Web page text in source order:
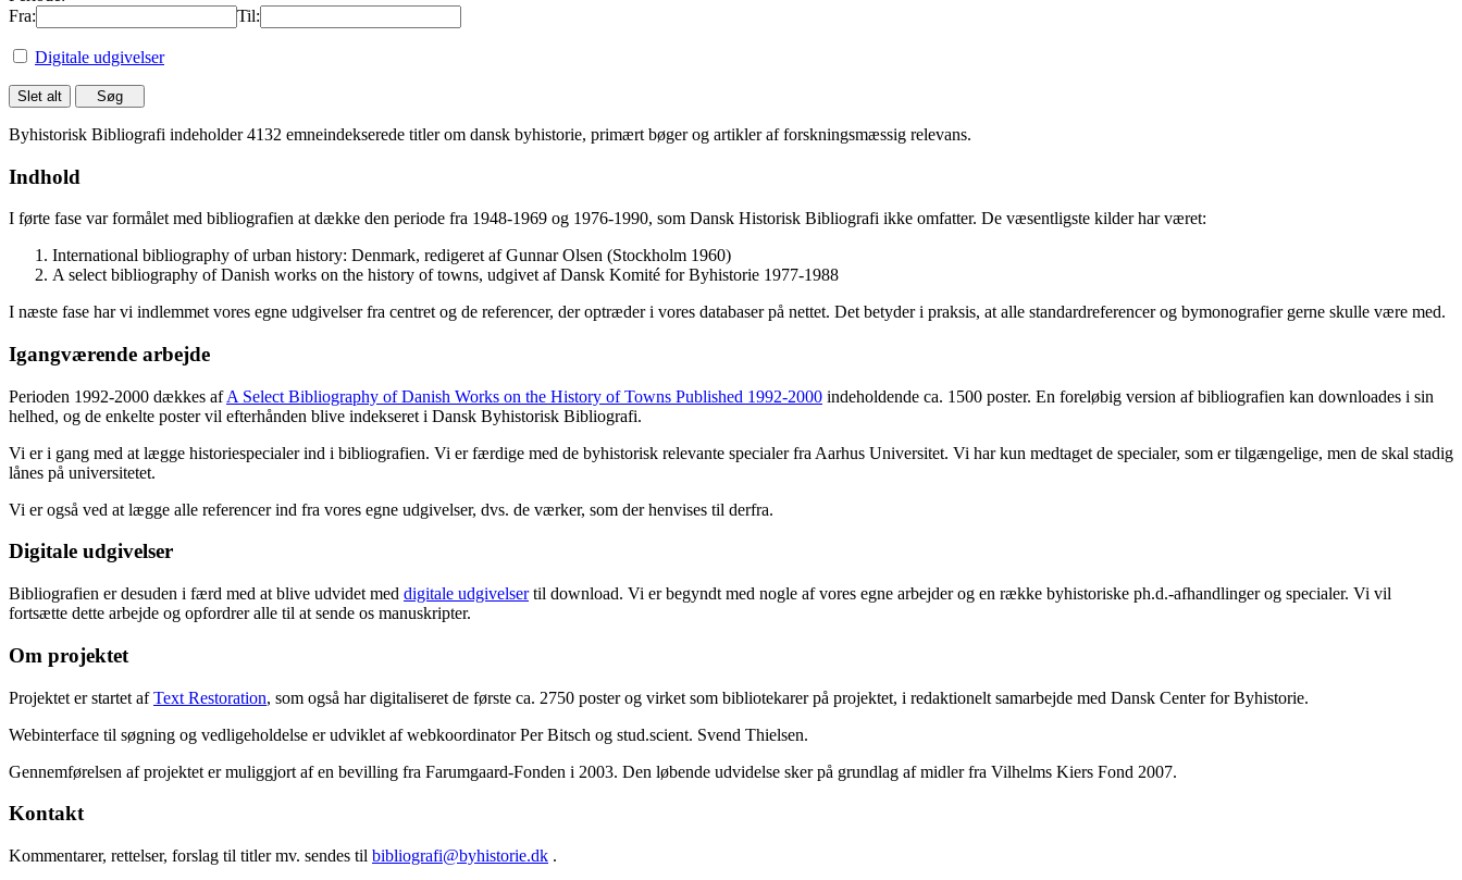
Fra:
Til:
Digitale udgivelser
Byhistorisk Bibliografi indeholder 4132 emneindekserede titler om dansk byhistorie, primært bøger og artikler af forskningsmæssig relevans.
Indhold
I førte fase var formålet med bibliografien at dække den periode fra 1948-1969 og 1976-1990, som Dansk Historisk Bibliografi ikke omfatter. De væsentligste kilder har været:
International bibliography of urban history: Denmark, redigeret af Gunnar Olsen (Stockholm 1960)
A select bibliography of Danish works on the history of towns, udgivet af Dansk Komité for Byhistorie 1977-1988
I næste fase har vi indlemmet vores egne udgivelser fra centret og de referencer, der optræder i vores databaser på nettet. Det betyder i praksis, at alle standardreferencer og bymonografier gerne skulle være med.
Igangværende arbejde
Perioden 1992-2000 dækkes afA Select Bibliography of Danish Works on the History of Towns Published 1992-2000 indeholdende ca. 1500 poster. En foreløbig version af bibliografien kan downloades i sin
helhed, og de enkelte poster vil efterhånden blive indekseret i Dansk Byhistorisk Bibliografi.
Vi er i gang med at lægge historiespecialer ind i bibliografien. Vi er færdige med de byhistorisk relevante specialer fra Aarhus Universitet. Vi har kun medtaget de specialer, som er tilgængelige, men de skal stadig
lånes på universitetet.
Vi er også ved at lægge alle referencer ind fra vores egne udgivelser, dvs. de værker, som der henvises til derfra.
Digitale udgivelser
Bibliografien er desuden i færd med at blive udvidet med digitale udgivelsertil download. Vi er begyndt med nogle af vores egne arbejder og en række byhistoriske ph.d.-afhandlinger og specialer. Vi vil
fortsætte dette arbejde og opfordrer alle til at sende os manuskripter.
Om projektet
Projektet er startet afText Restoration, som også har digitaliseret de første ca. 2750 poster og virket som bibliotekarer på projektet, i redaktionelt samarbejde med Dansk Center for Byhistorie.
Webinterface til søgning og vedligeholdelse er udviklet af webkoordinator Per Bitsch og stud.scient. Svend Thielsen.
Gennemførelsen af projektet er muliggjort af en bevilling fra Farumgaard-Fonden i 2003. Den løbende udvidelse sker på grundlag af midler fra Vilhelms Kiers Fond 2007.
Kontakt
Kommentarer, rettelser, forslag til titler mv. sendes til bibliografi@byhistorie.dk .